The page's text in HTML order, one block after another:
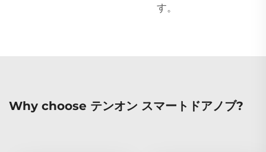
す。
Why choose テンオン スマートドアノブ?